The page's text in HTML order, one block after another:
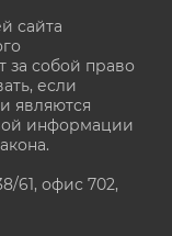
сайта
за собой право
если
являются
информации
61, офис 702,